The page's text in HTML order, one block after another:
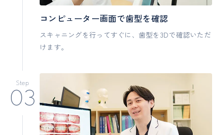
コンピューター画面で歯型を確認
スキャニングを行ってすぐに、歯型を3Dで確認いただ
けます。
Step